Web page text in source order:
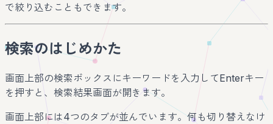
で絞り込むこともできます。
検索のはじめかた
画面上部の検索ボックスにキーワードを入力してEnterキー
を押すと、検索結果画面が開きます。
画面上部には4つのタブが並んでいます。何も切り替えなけ